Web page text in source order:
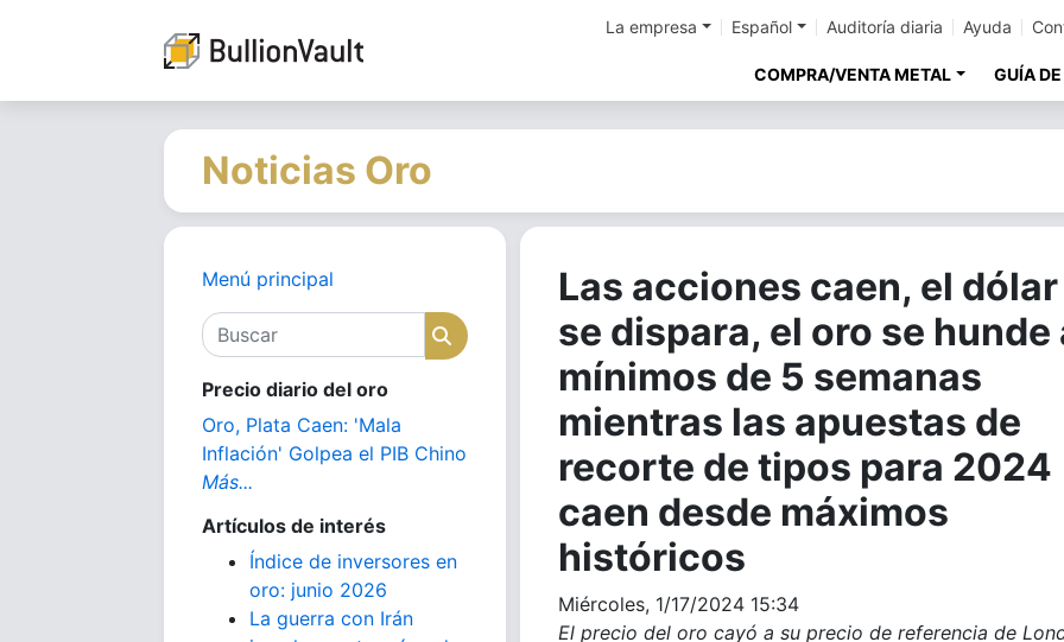
La empresa Español Auditoría diaria Ayuda
COMPRA/VENTA METAL GUÍA
Noticias Oro
Menú principal
Buscar
Buscar
Precio diario del oro
Oro, Plata Caen: 'Mala
Inflación' Golpea el PIB Chino
Más...
Artículos de interés
Índice de inversores en
oro: junio 2026
La guerra con Irán
Las acciones caen, el dólar
se dispara, el oro se hunde
mínimos de 5 semanas
mientras las apuestas de
recorte de tipos para 2024
caen desde máximos
históricos
Miércoles, 1/17/2024 15:34
El precio del oro cayó a su precio de referencia de